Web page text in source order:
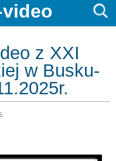
z XXI
w Busku-